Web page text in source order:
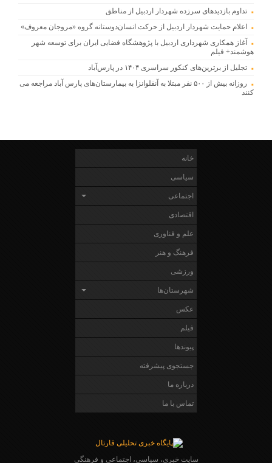
تداوم بازدیدهای سرزده شهردار اردبیل از مناطق
اعلام حمایت شهردار اردبیل از حرکت انسان‌دوستانه گروه «مروجان معروف»
آغاز همکاری شهرداری اردبیل با پژوهشگاه فضایی ایران برای توسعه شهر
هوشمند+ فیلم
تجلیل از برترین‌های کنکور سراسری ۱۴۰۴ در پارس‌آباد
روزانه بیش از ۵۰۰ نفر مبتلا به آنفلوانزا به بیمارستان‌های پارس آباد مراجعه می
کنند
خانه
سیاسی
اجتماعی
اقتصادی
علم و فناوری
فرهنگ و هنر
ورزشی
شهرستان‌ها
عکس
فیلم
پیوندها
جستجوی پیشرفته
درباره ما
تماس با ما
سایت خبری، سیاسی، اجتماعی و فرهنگی